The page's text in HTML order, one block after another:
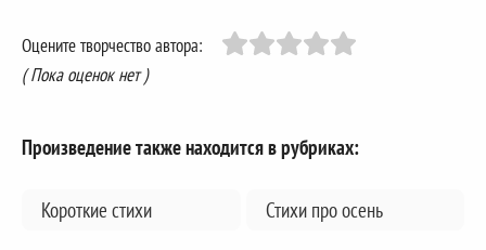
Оцените творчество автора:
( Пока оценок нет )
Произведение также находится в рубриках:
Короткие стихи Стихи про осень